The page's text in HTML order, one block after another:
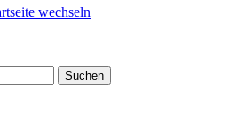
Suchen